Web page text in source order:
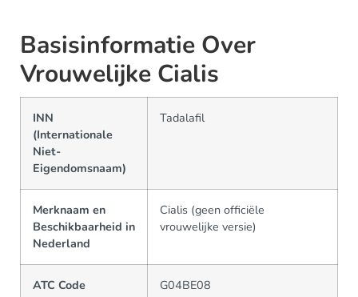
Basisinformatie Over
Vrouwelijke Cialis
INN
(Internationale
Niet-
Eigendomsnaam)
Tadalafil
Merknaam en
Beschikbaarheid in
Nederland
Cialis (geen officiële
vrouwelijke versie)
ATC Code G04BE08